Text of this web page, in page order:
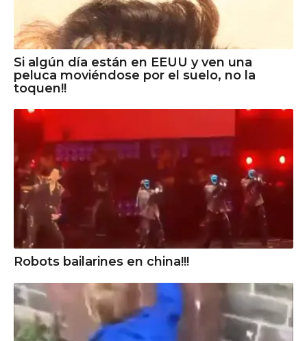
Si algún día están en EEUU y ven una
peluca moviéndose por el suelo, no la
toquen!!
Robots bailarines en china!!!